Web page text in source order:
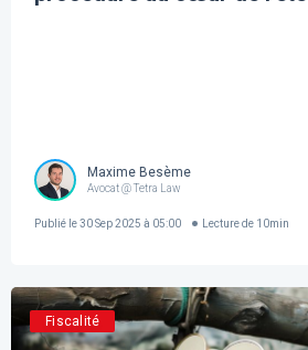
Maxime Besème
Avocat @ Tetra Law
Publié le30 Sep 2025 à 05:00 Lecture de 10min
Fiscalité